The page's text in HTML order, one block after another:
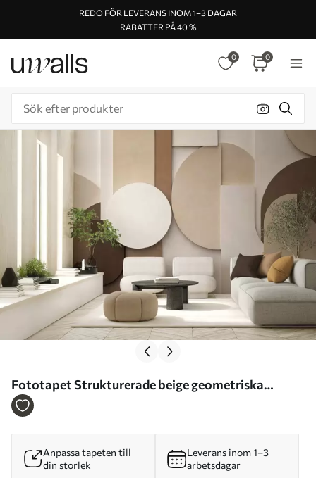
REDO FÖR LEVERANS INOM 1–3 DAGAR
RABATTER PÅ 40 %
0 0
Fototapet Strukturerade beige geometriska
former i en skiktad 3D-komposition, minimalistisk
Anpassa tapeten till
din storlek
Leverans inom 1–3
arbetsdagar